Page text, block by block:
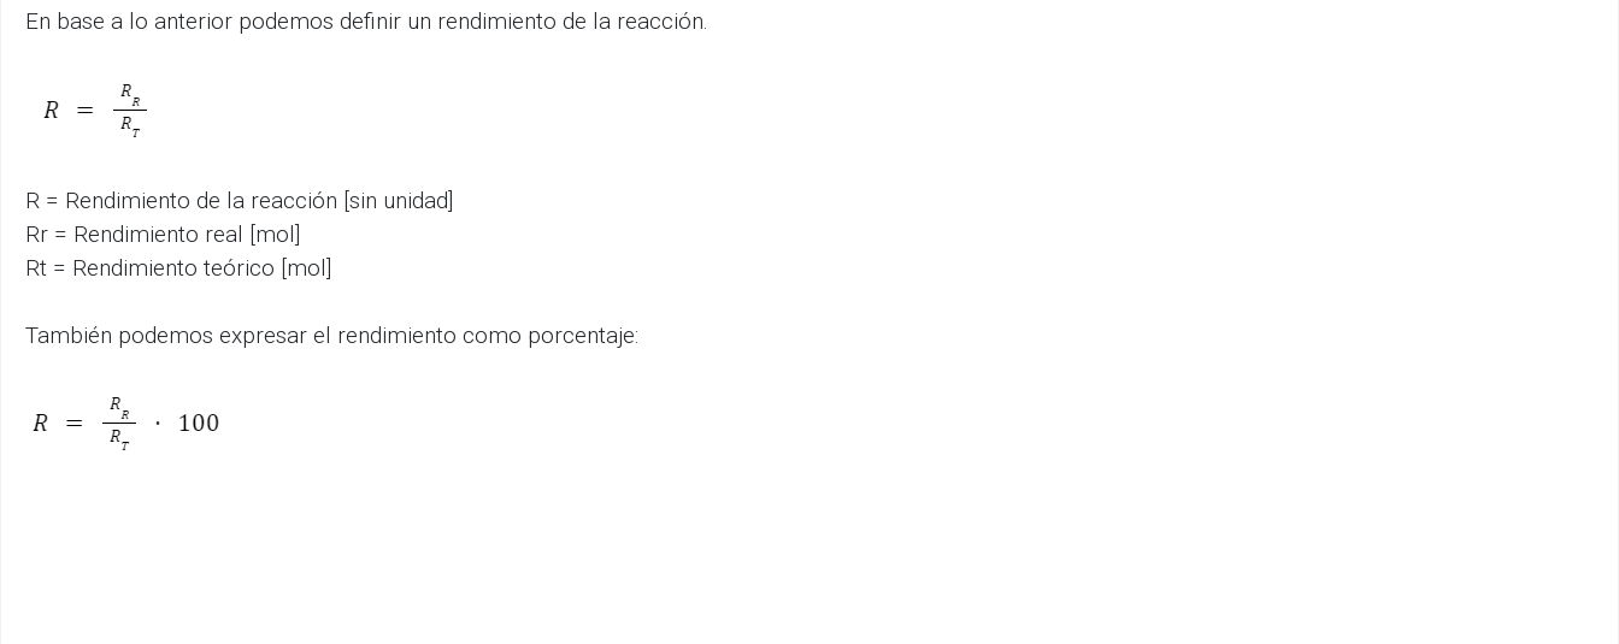
En base a lo anterior podemos definir un rendimiento de la reacción.
R = Rendimiento de la reacción [sin unidad]
Rr = Rendimiento real [mol]
Rt = Rendimiento teórico [mol]
También podemos expresar el rendimiento como porcentaje: